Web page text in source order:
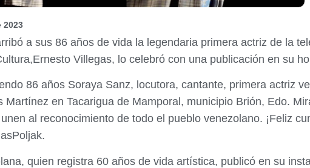
2023
a sus 86 años de vida la legendaria primera actriz de la
Villegas, lo celebró con una publicación en su
86 años Soraya Sanz, locutora, cantante, primera actriz
Martínez en Tacarigua de Mamporal, municipio Brión, Edo.
al reconocimiento de todo el pueblo venezolano. ¡Feliz
quien registra 60 años de vida artística, publicó en su